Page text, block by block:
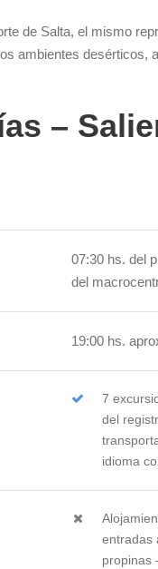
de Salta, el mismo
ambientes desérticos,
–
07:30 hs. del
del
19:00 hs.
7
del
idioma
entradas
propinas